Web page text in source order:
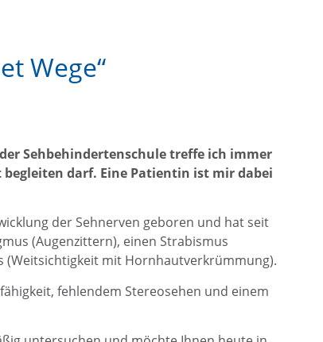
Wege“
Sehbehindertenschule treffe ich immer
begleiten darf. Eine Patientin ist mir dabei
der Sehnerven geboren und hat seit
(Augenzittern), einen Strabismus
(Weitsichtigkeit mit Hornhautver­krümmung).
fehlendem Stereosehen und einem